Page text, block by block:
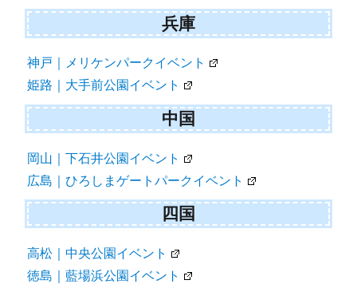
兵庫
神戸｜メリケンパークイベント
姫路｜大手前公園イベント
中国
岡山｜下石井公園イベント
広島｜ひろしまゲートパークイベント
四国
高松｜中央公園イベント
徳島｜藍場浜公園イベント